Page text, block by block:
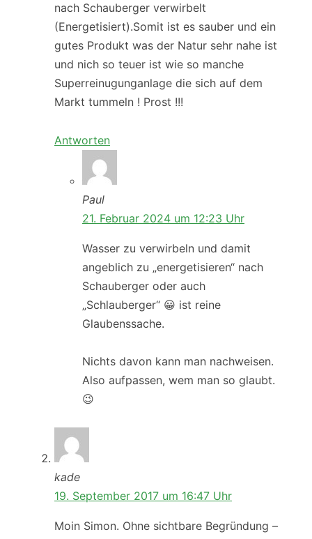
nach Schauberger verwirbelt
(Energetisiert).Somit ist es sauber und ein
gutes Produkt was der Natur sehr nahe ist
und nich so teuer ist wie so manche
Superreinugunganlage die sich auf dem
Markt tummeln ! Prost !!!
Antworten
Paul
21. Februar 2024 um 12:23 Uhr
Wasser zu verwirbeln und damit
angeblich zu „energetisieren“ nach
Schauberger oder auch
„Schlauberger“ 😀 ist reine
Glaubenssache.
Nichts davon kann man nachweisen.
Also aufpassen, wem man so glaubt.
😉
kade
19. September 2017 um 16:47 Uhr
Moin Simon. Ohne sichtbare Begründung –